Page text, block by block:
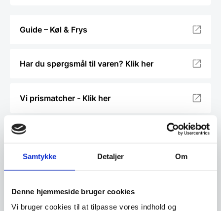
Samtykke Detaljer Om
Denne hjemmeside bruger cookies
Vi bruger cookies til at tilpasse vores indhold og
Guide – Køl & Frys
Har du spørgsmål til varen? Klik her
Vi prismatcher - Klik her
Relaterede varer